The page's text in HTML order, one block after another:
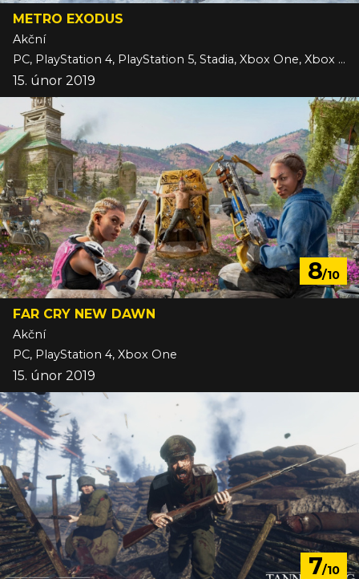
METRO EXODUS
Akční
PC, PlayStation 4, PlayStation 5, Stadia, Xbox One, Xbox Series
15. únor 2019
8/10
FAR CRY NEW DAWN
Akční
PC, PlayStation 4, Xbox One
15. únor 2019
7/10